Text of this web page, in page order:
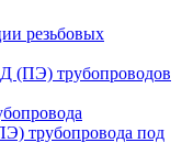
резьбовых
трубопроводов
трубопровода под